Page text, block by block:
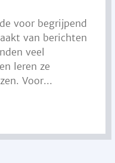
voor begrijpend
van berichten
veel
leren ze
Voor...